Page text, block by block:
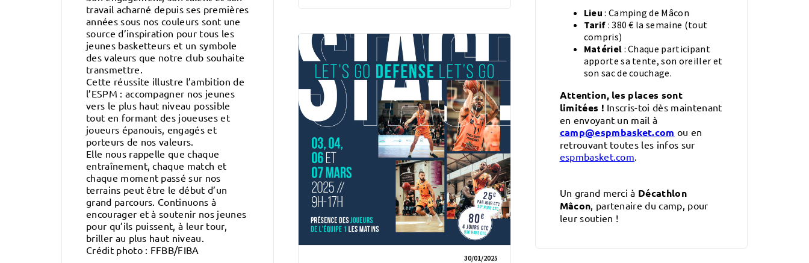
travail acharné depuis ses premières
années sous nos couleurs sont une
source d’inspiration pour tous les
jeunes basketteurs et un symbole
des valeurs que notre club souhaite
transmettre.
Cette réussite illustre l’ambition de
l’ESPM : accompagner nos jeunes
vers le plus haut niveau possible
tout en formant des joueuses et
joueurs épanouis, engagés et
porteurs de nos valeurs.
Elle nous rappelle que chaque
entraînement, chaque match et
chaque moment passé sur nos
terrains peut être le début d’un
grand parcours. Continuons à
encourager et à soutenir nos jeunes
pour qu’ils puissent, à leur tour,
briller au plus haut niveau.
Crédit photo : FFBB/FIBA
Lieu : Camping de Mâcon
Tarif : 380 € la semaine (tout
compris)
Matériel : Chaque participant
apporte sa tente, son oreiller et
son sac de couchage.
Attention, les places sont
limitées ! Inscris-toi dès maintenant
en envoyant un mail à
camp@espmbasket.com ou en
retrouvant toutes les infos sur
espmbasket.com
Un grand merci à Décathlon
Mâcon , partenaire du camp, pour
leur soutien !
30/01/2025